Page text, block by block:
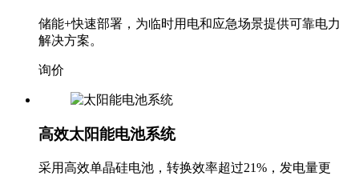
储能+快速部署，为临时用电和应急场景提供可靠电力
解决方案。
询价
高效太阳能电池系统
采用高效单晶硅电池，转换效率超过21%，发电量更